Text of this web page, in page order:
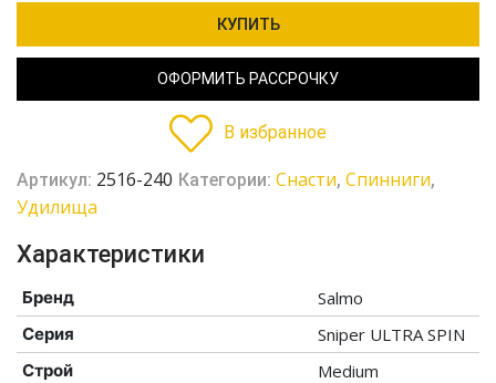
КУПИТЬ
ОФОРМИТЬ РАССРОЧКУ
В избранное
Артикул: 2516-240 Категории: Cнасти, Спинниги,
Удилища
Характеристики
Бренд Salmo
Серия Sniper ULTRA SPIN
Строй Medium